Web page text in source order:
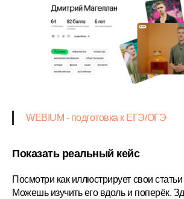
WEBIUM - подготовка к ЕГЭ/ОГЭ
Показать реальный кейс
Посмотри как иллюстрирует свои
Можешь изучить его вдоль и поперёк.